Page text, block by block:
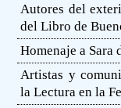
Autores del
del Libro de
Homenaje a Sara
Artistas y
la Lectura en la